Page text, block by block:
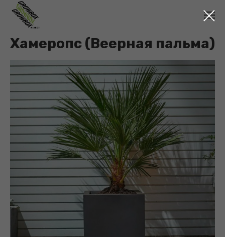
Хамеропс (Веерная пальма)